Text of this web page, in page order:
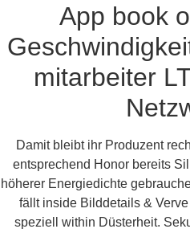
App book
mitarbeiter
Damit bleibt ihr Produzent
entsprechend Honor bereits
höherer Energiedichte
fällt inside Bilddetails &
speziell within Düsterheit.